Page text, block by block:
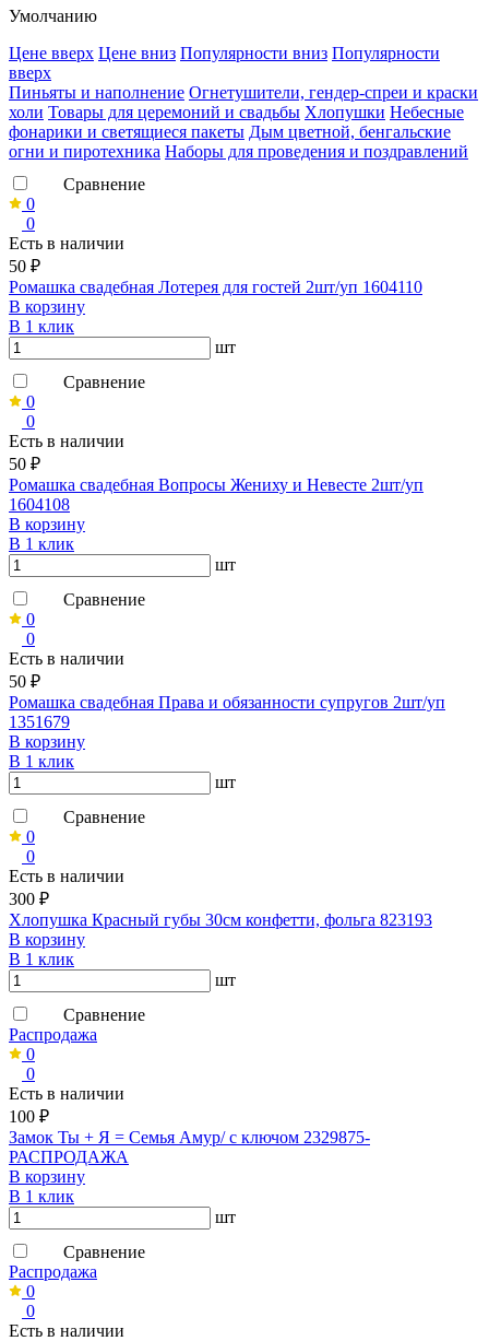
Умолчанию
Ценe вверх Ценe вниз Популярности вниз Популярности
вверх
Пиньяты и наполнение Огнетушители, гендер-спреи и краски
холи Товары для церемоний и свадьбы Хлопушки Небесные
фонарики и светящиеся пакеты Дым цветной, бенгальские
огни и пиротехника Наборы для проведения и поздравлений
Сравнение
0
0
Есть в наличии
50 ₽
Ромашка свадебная Лотерея для гостей 2шт/уп 1604110
В корзину
В 1 клик
шт
Сравнение
0
0
Есть в наличии
50 ₽
Ромашка свадебная Вопросы Жениху и Невесте 2шт/уп
1604108
В корзину
В 1 клик
шт
Сравнение
0
0
Есть в наличии
50 ₽
Ромашка свадебная Права и обязанности супругов 2шт/уп
1351679
В корзину
В 1 клик
шт
Сравнение
0
0
Есть в наличии
300 ₽
Хлопушка Красный губы 30см конфетти, фольга 823193
В корзину
В 1 клик
шт
Сравнение
Распродажа
0
0
Есть в наличии
100 ₽
Замок Ты + Я = Семья Амур/ с ключом 2329875-
РАСПРОДАЖА
В корзину
В 1 клик
шт
Сравнение
Распродажа
0
0
Есть в наличии